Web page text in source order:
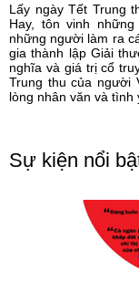
Lấy ngày Tết Trung
Hay, tôn vinh
những người làm ra
gia thành lập Giải
nghĩa và giá trị cổ
Trung thu của người
lòng nhân văn và tình
Sự kiện nổi